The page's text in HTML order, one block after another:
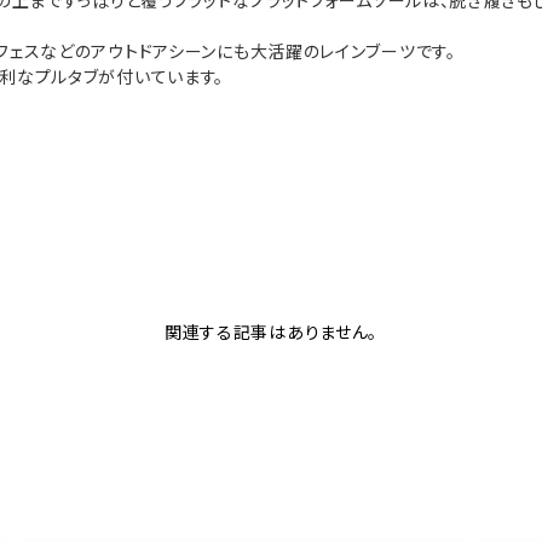
ェスなどのアウトドアシーンにも大活躍のレインブーツです。
なプルタブが付いています。
関連する記事はありません。